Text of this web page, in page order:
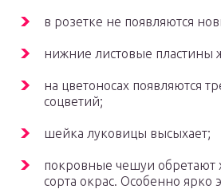
в розетке не появляются
нижние листовые пластины
на цветоносах появляются
соцветий;
шейка луковицы высыхает;
покровные чешуи обретают
сорта окрас. Особенно ярко